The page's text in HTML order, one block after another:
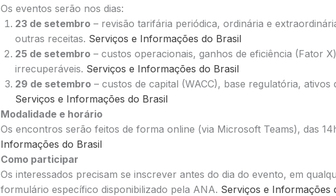
Os eventos serão nos dias:
23 de setembro– revisão tarifária periódica, ordinária e
outras receitas. Serviços e Informações do Brasil
25 de setembro– custos operacionais, ganhos de eficiência (Fator
irrecuperáveis. Serviços e Informações do Brasil
29 de setembro– custos de capital (WACC), base regulatória, ativos
Serviços e Informações do Brasil
Modalidade e horário
Os encontros serão feitos de forma online (via Microsoft Teams), das
Informações do Brasil
Como participar
Os interessados precisam se inscrever antes do dia do evento, em
formulário específico disponibilizado pela ANA. Serviços e Informações